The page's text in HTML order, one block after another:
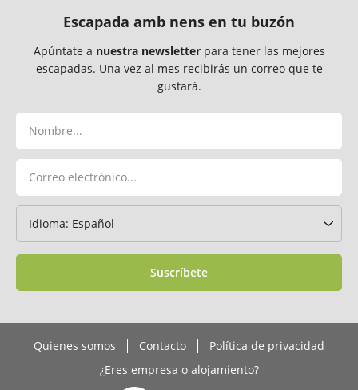
Escapada amb nens en tu buzón
Apúntate a nuestra newsletterpara tener las mejores
escapadas. Una vez al mes recibirás un correo que te
gustará.
Suscríbete
Quienes somos Contacto
Política de privacidad
¿Eres empresa o alojamiento?